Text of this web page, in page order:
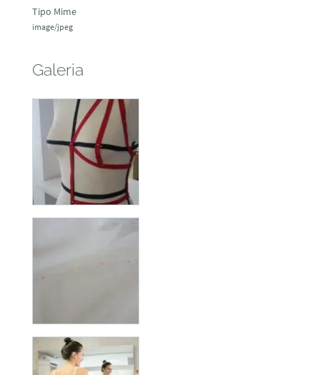
Tipo Mime
image/jpeg
Galeria